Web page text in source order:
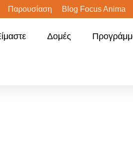
Παρουσίαση Blog Focus Anima
Δομές